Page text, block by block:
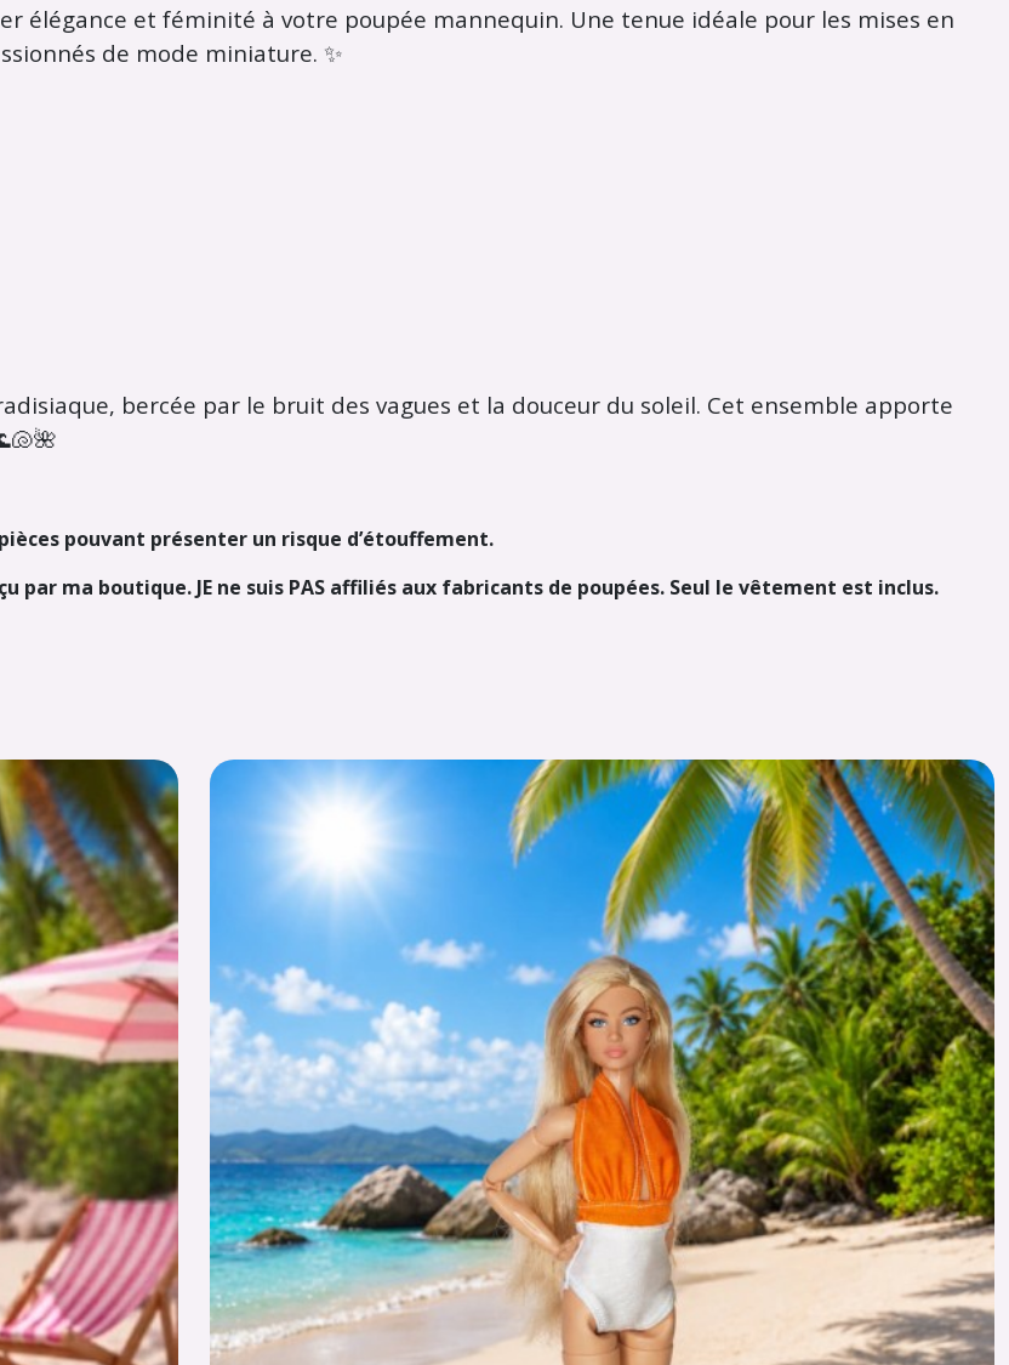
élégance et féminité à votre poupée mannequin. Une tenue idéale pour les mises en
de mode miniature. ✨
bercée par le bruit des vagues et la douceur du soleil. Cet ensemble apporte
pouvant présenter un risque d’étouffement.
ma boutique. JE ne suis PAS affiliés aux fabricants de poupées. Seul le vêtement est inclus.